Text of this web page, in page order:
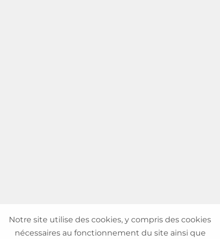
Notre site utilise des cookies, y compris des cookies
nécessaires au fonctionnement du site ainsi que